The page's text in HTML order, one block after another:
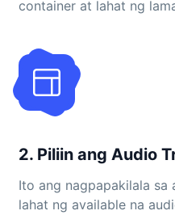
container at lahat ng
2. Piliin ang Audio
Ito ang nagpapakilala sa
lahat ng available na